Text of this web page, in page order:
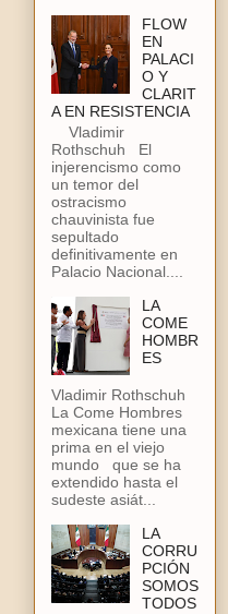
FLOW
EN
PALACI
O Y
CLARIT
A EN RESISTENCIA
Vladimir
Rothschuh El
injerencismo como
un temor del
ostracismo
chauvinista fue
sepultado
definitivamente en
Palacio Nacional....
LA
COME
HOMBR
ES
Vladimir Rothschuh
La Come Hombres
mexicana tiene una
prima en el viejo
mundo que se ha
extendido hasta el
sudeste asiát...
LA
CORRU
PCIÓN
SOMOS
TODOS